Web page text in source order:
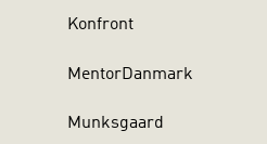
Konfront
MentorDanmark
Munksgaard